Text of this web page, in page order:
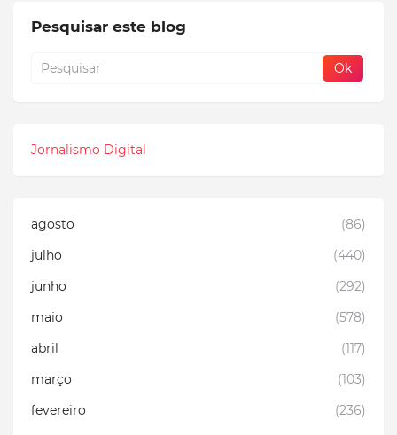
Pesquisar este blog
Jornalismo Digital
agosto
(86)
julho
(440)
junho
(292)
maio
(578)
abril
(117)
março
(103)
fevereiro
(236)